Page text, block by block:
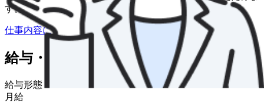
す。
仕事内容について詳しく知りたい
給与・福利厚生
給与形態
月給